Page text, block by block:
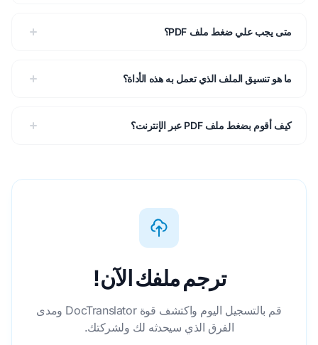
متى يجب علي ضغط ملف PDF؟
ما هو تنسيق الملف الذي تعمل به هذه الأداة؟
كيف أقوم بضغط ملف PDF عبر الإنترنت؟
ترجم ملفك الآن!
قم بالتسجيل اليوم واكتشف قوة DocTranslator ومدى
الفرق الذي سيحدثه لك ولشركتك.